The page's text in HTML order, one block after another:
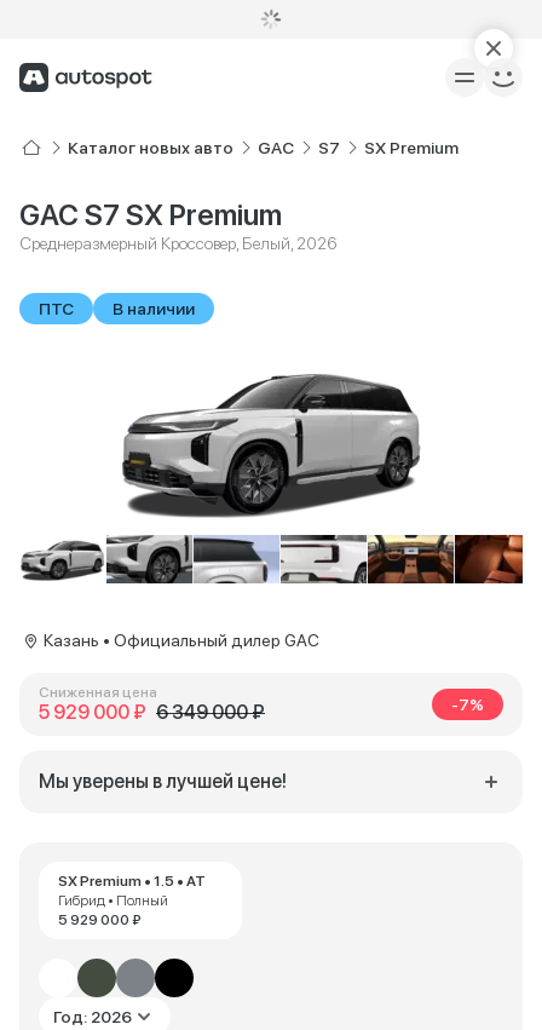
Каталог новых авто GAC S7 SX Premium
GAC S7 SX Premium
Среднеразмерный Кроссовер, Белый, 2026
ПТС В наличии
SX Premium • 1.5 • AT
Гибрид • Полный
5 929 000 ₽
Год: 2026
Казань • Официальный дилер GAC
Сниженная цена
5 929 000 ₽ 6 349 000 ₽ -7%
Мы уверены в лучшей цене!